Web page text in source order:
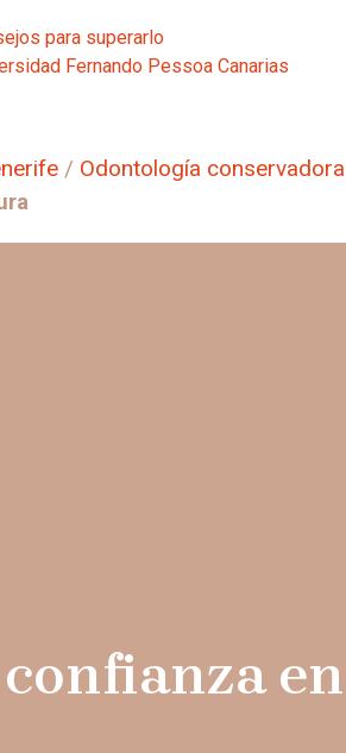
para superarlo
Fernando Pessoa Canarias
/ Odontología conservadora
en